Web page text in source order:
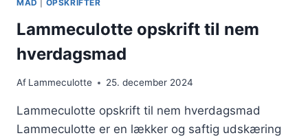
MAD OPSKRIFTER
Lammeculotte opskrift til nem
hverdagsmad
Af Lammeculotte 25. december 2024
Lammeculotte opskrift til nem hverdagsmad
Lammeculotte er en lækker og saftig udskæring